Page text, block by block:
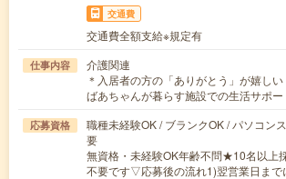
交通費
交通費全額支給※規定有
仕事内容
介護関連
＊入居者の方の「ありがとう」が嬉し
ばあちゃんが暮らす施設での生活サポ
応募資格
職種未経験OK / ブランクOK / パソコン
要
無資格・未経験OK年齢不問★10名以上
不要です▽応募後の流れ1)翌営業日ま